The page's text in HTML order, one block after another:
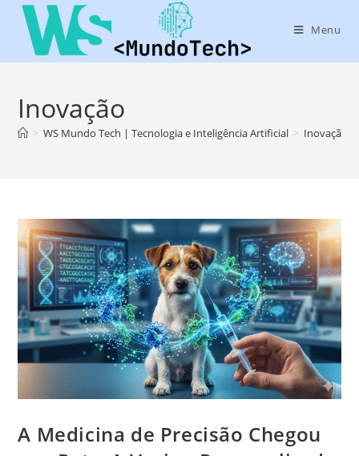
Menu
Inovação
> WS Mundo Tech | Tecnologia e Inteligência Artificial > Inovação
A Medicina de Precisão Chegou